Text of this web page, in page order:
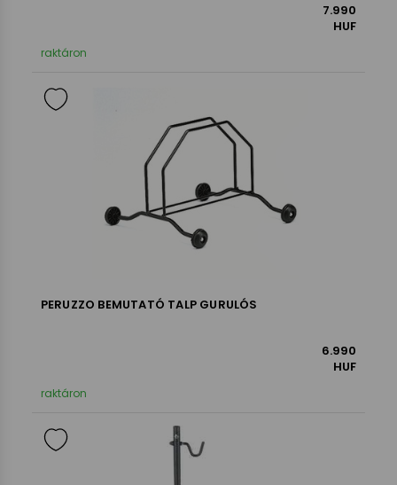
7.990
HUF
raktáron
PERUZZO BEMUTATÓ TALP GURULÓS
6.990
HUF
raktáron